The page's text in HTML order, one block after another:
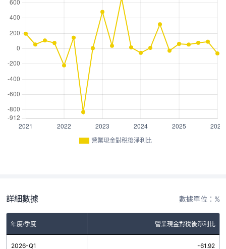
營業現金對稅後淨利比
詳細數據 數據單位：%
年度/季度 營業現金對稅後淨利比
2026-Q1 -61.92